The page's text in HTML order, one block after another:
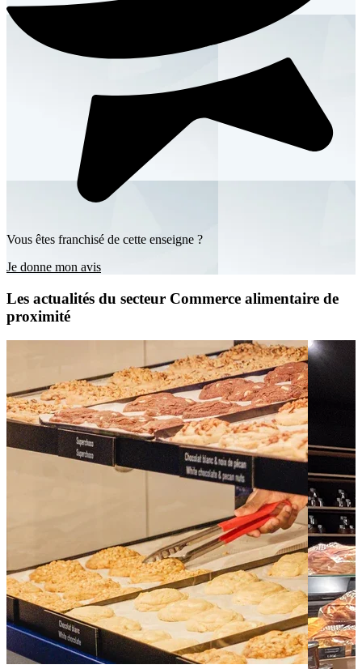
Vous êtes franchisé de cette enseigne ?
Je donne mon avis
Les actualités du secteur Commerce alimentaire de
proximité